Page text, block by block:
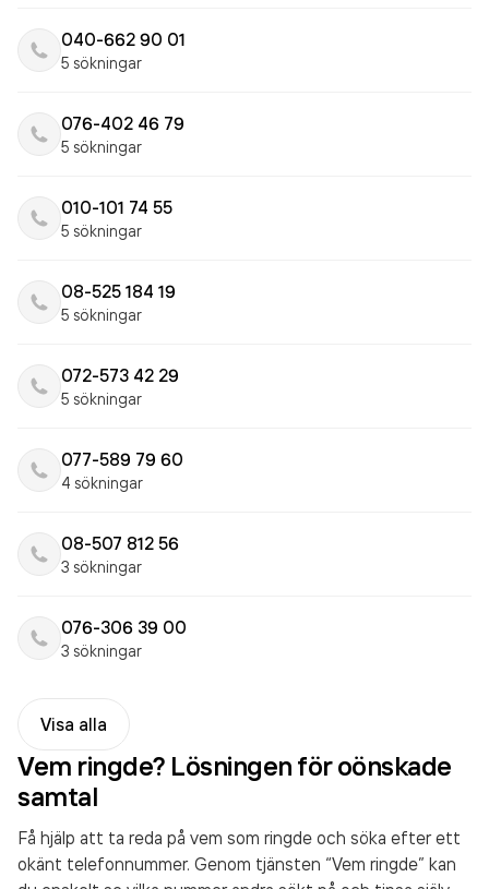
040-662 90 01
5 sökningar
076-402 46 79
5 sökningar
010-101 74 55
5 sökningar
08-525 184 19
5 sökningar
072-573 42 29
5 sökningar
077-589 79 60
4 sökningar
08-507 812 56
3 sökningar
076-306 39 00
3 sökningar
Visa alla
Vem ringde? Lösningen för oönskade
samtal
Få hjälp att ta reda på vem som ringde och söka efter ett
okänt telefonnummer. Genom tjänsten “Vem ringde” kan